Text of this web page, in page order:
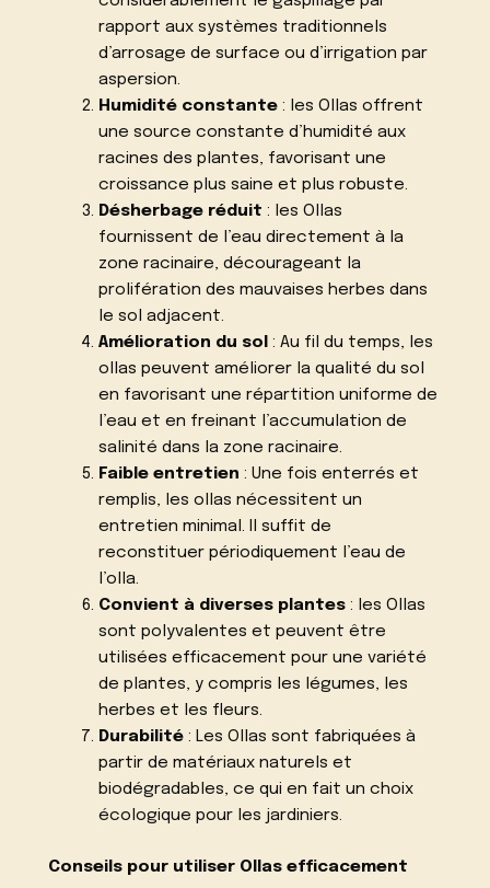
rapport aux systèmes traditionnels
d’arrosage de surface ou d’irrigation par
aspersion.
Humidité constante: les Ollas offrent
une source constante d’humidité aux
racines des plantes, favorisant une
croissance plus saine et plus robuste.
Désherbage réduit : les Ollas
fournissent de l’eau directement à la
zone racinaire, décourageant la
prolifération des mauvaises herbes dans
le sol adjacent.
Amélioration du sol : Au fil du temps, les
ollas peuvent améliorer la qualité du sol
en favorisant une répartition uniforme de
l’eau et en freinant l’accumulation de
salinité dans la zone racinaire.
Faible entretien : Une fois enterrés et
remplis, les ollas nécessitent un
entretien minimal. Il suffit de
reconstituer périodiquement l’eau de
l’olla.
Convient à diverses plantes: les Ollas
sont polyvalentes et peuvent être
utilisées efficacement pour une variété
de plantes, y compris les légumes, les
herbes et les fleurs.
Durabilité: Les Ollas sont fabriquées à
partir de matériaux naturels et
biodégradables, ce qui en fait un choix
écologique pour les jardiniers.
Conseils pour utiliser Ollas efficacement